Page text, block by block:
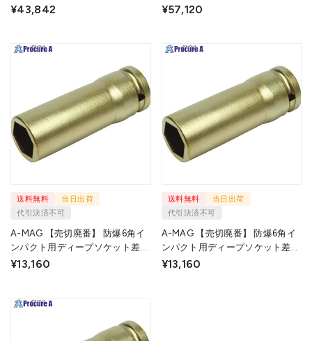
用 対辺24mm 0351053S 1個
¥43,842
用 対辺27mm 0351054S 1個
¥57,120
送料無料
当日出荷
代引決済不可
A-MAG 【売切廃番】 防爆6角イ
ンパクト用ディープソケット差込
角1/2インチ用 対辺14mm
¥13,160
送料無料
当日出荷
代引決済不可
A-MAG 【売切廃番】 防爆6角イ
ンパクト用ディープソケット差込
角1/2インチ用 対辺16mm
¥13,160